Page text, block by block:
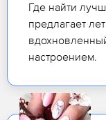
Где найти
предлагает
настроением.